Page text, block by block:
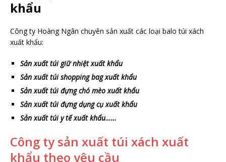
khẩu
Công ty Hoàng Ngân chuyên sản xuất các loại balo túi xách
xuất khẩu:
Sản xuất túi giữ nhiệt xuất khẩu
Sản xuất túi shopping bag xuất khẩu
Sản xuất túi đựng chó mèo xuất khẩu
Sản xuất túi đựng dụng cụ xuất khẩu
Sản xuất túi y tế xuất khẩu……
Công ty sản xuất túi xách xuất
khẩu theo yêu cầu